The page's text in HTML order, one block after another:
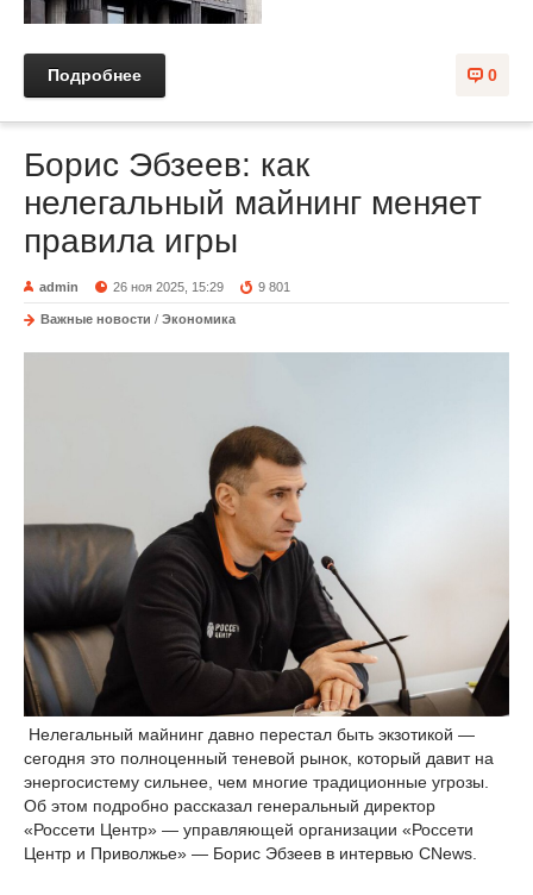
0
Подробнее
Борис Эбзеев: как
нелегальный майнинг меняет
правила игры
admin 26 ноя 2025, 15:29 9 801
Важные новости / Экономика
Нелегальный майнинг давно перестал быть экзотикой —
сегодня это полноценный теневой рынок, который давит на
энергосистему сильнее, чем многие традиционные угрозы.
Об этом подробно рассказал генеральный директор
«Россети Центр» — управляющей организации «Россети
Центр и Приволжье» — Борис Эбзеев в интервью CNews.